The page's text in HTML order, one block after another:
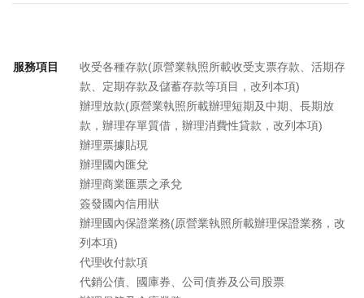
服務項目
收受各種存款(原營業執照所載收受支票存款、活期存
款、定期存款及儲蓄存款等項目，改列本項)
辦理放款(原營業執照所載辦理短期及中期、長期放
款，辦理存單質借，辦理消費性貸款，改列本項)
辦理票據貼現
辦理國內匯兌
辦理商業匯票之承兌
簽發國內信用狀
辦理國內保證業務(原營業執照所載辦理保證業務，改
列本項)
代理收付款項
代銷公債、國庫券、公司債券及公司股票